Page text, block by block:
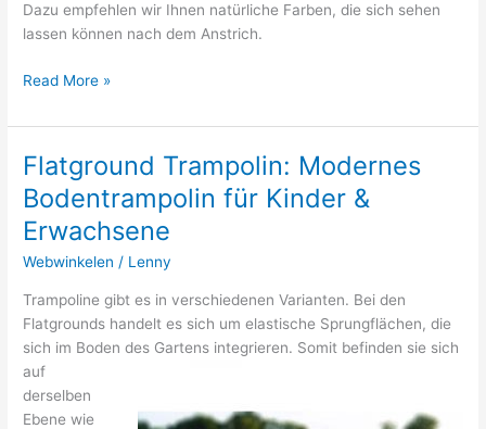
Dazu empfehlen wir Ihnen natürliche Farben, die sich sehen
lassen können nach dem Anstrich.
Spezielle
Farbe
Ihr
Zuhause
Read More »
Flatground Trampolin: Modernes
Bodentrampolin für Kinder &
Erwachsene
Webwinkelen / Lenny
Trampoline gibt es in verschiedenen Varianten. Bei den
Flatgrounds handelt es sich um elastische Sprungflächen, die
sich im Boden des Gartens integrieren. Somit befinden sie sich
auf
derselben
Ebene wie